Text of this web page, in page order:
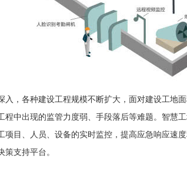
入，各种建设工程规模不断扩大，面对建设工地
程中出现的监管力度弱、手段落后等难题。智慧
项目、人员、设备的实时监控，提高应急响应速
策支持平台。